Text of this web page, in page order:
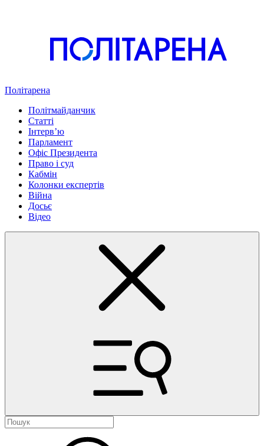
Політарена
Політмайданчик
Статті
Інтервʼю
Парламент
Офіс Президента
Право і суд
Кабмін
Колонки експертів
Війна
Досьє
Відео